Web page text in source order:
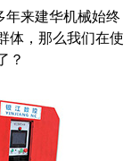
年来建华机械始终
体，那么我们在使
？